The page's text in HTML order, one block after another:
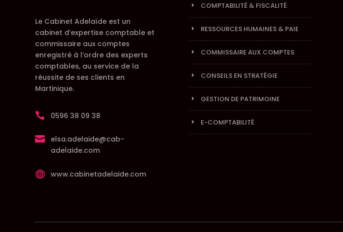
Le Cabinet Adelaïde est un
cabinet d’expertise comptable et
commissaire aux comptes
enregistré à l’ordre des experts
comptables, au service de la
réussite de ses clients en
Martinique.
 0596 38 09 38

elsa.adelaide@cab-
adelaide.com
 www.cabinetadelaide.com
COMPTABILITÉ & FISCALITÉ
RESSOURCES HUMAINES & PAIE
COMMISSAIRE AUX COMPTES
CONSEILS EN STRATÉGIE
GESTION DE PATRIMOINE
E-COMPTABILITÉ